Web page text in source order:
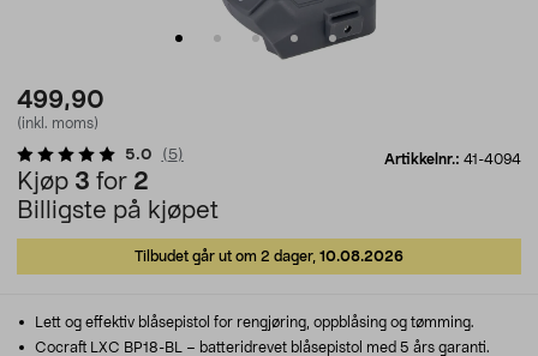
499,90
(inkl. moms)
Artikkelnr.: 41-4094
5.0 ( 5)
Kjøp 3 for 2
Billigste på kjøpet
Tilbudet går ut om 2 dager, 10.08.2026
Lett og effektiv blåsepistol for rengjøring, oppblåsing og tømming.
Cocraft LXC BP18-BL – batteridrevet blåsepistol med 5 års garanti.